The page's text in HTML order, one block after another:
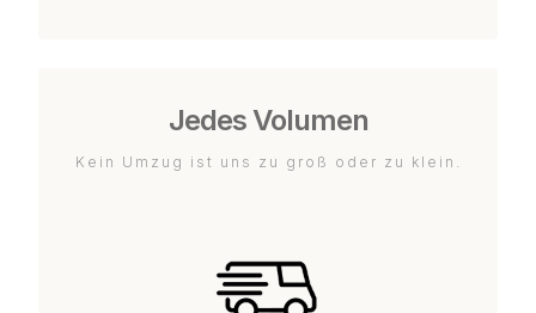
Jedes Volumen
Kein Umzug ist uns zu groß oder zu klein.